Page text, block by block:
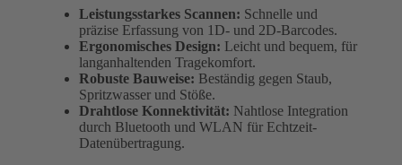
Leistungsstarkes Scannen: Schnelle und
präzise Erfassung von 1D- und 2D-Barcodes.
Ergonomisches Design: Leicht und bequem, für
langanhaltenden Tragekomfort.
Robuste Bauweise: Beständig gegen Staub,
Spritzwasser und Stöße.
Drahtlose Konnektivität: Nahtlose Integration
durch Bluetooth und WLAN für Echtzeit-
Datenübertragung.